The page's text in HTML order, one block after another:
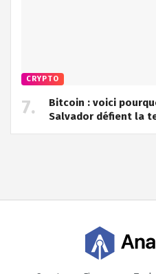
CRYPTO
Bitcoin : voici
Salvador défient la